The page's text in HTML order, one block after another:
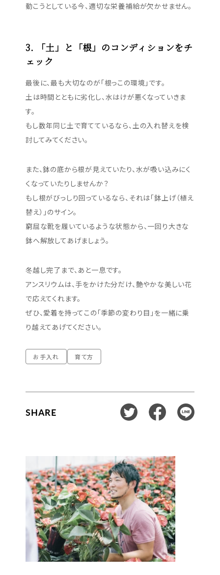
動こうとしている今、適切な栄養補給が欠かせません。
3. 「土」と「根」のコンディションをチ
ェック
最後に、最も大切なのが「根っこの環境」です。
土は時間とともに劣化し、水はけが悪くなっていきま
す。
もし数年同じ土で育てているなら、土の入れ替えを検
討してみてください。
また、鉢の底から根が見えていたり、水が吸い込みにく
くなっていたりしませんか？
もし根がびっしり回っているなら、それは「鉢上げ（植え
替え）」のサイン。
窮屈な靴を履いているような状態から、一回り大きな
鉢へ解放してあげましょう。
冬越し完了まで、あと一息です。
アンスリウムは、手をかけた分だけ、艶やかな美しい花
で応えてくれます。
ぜひ、愛着を持ってこの「季節の変わり目」を一緒に乗
り越えてあげてください。
お手入れ 育て方
SHARE